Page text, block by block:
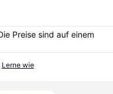
Preise sind auf einem
Lerne wie